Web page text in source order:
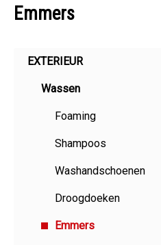
Emmers
EXTERIEUR
Wassen
Foaming
Shampoos
Washandschoenen
Droogdoeken
Emmers